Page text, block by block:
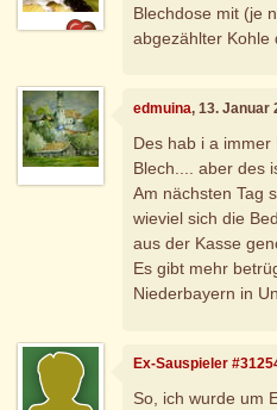
Blechdose mit (je
abgezählter Kohle
edmuina, 13. Januar
Des hab i a
Blech.... aber des
Am nächsten Tag
wieviel sich die
aus der Kasse
Es gibt mehr
Niederbayern in
Ex-Sauspieler
So, ich wurde um